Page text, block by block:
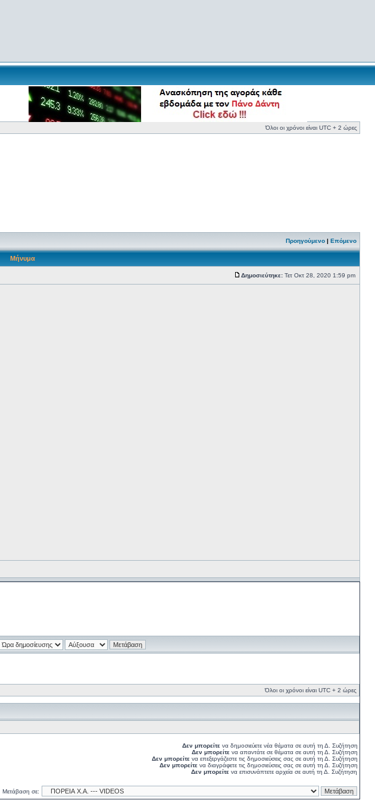
Όλοι οι χρόνοι είναι UTC + 2 ώρες
Προηγούμενο | Επόμενο
Μήνυμα
Δημοσιεύτηκε: Τετ Οκτ 28, 2020 1:59 pm
Όλοι οι χρόνοι είναι UTC + 2 ώρες
Δεν μπορείτε να δημοσιεύετε νέα θέματα σε αυτή τη Δ. Συζήτηση
Δεν μπορείτε να απαντάτε σε θέματα σε αυτή τη Δ. Συζήτηση
Δεν μπορείτε να επεξεργάζεστε τις δημοσιεύσεις σας σε αυτή τη Δ. Συζήτηση
Δεν μπορείτε να διαγράφετε τις δημοσιεύσεις σας σε αυτή τη Δ. Συζήτηση
Δεν μπορείτε να επισυνάπτετε αρχεία σε αυτή τη Δ. Συζήτηση
Μετάβαση σε: